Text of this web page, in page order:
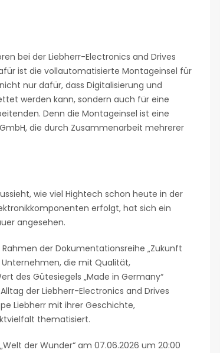
bei der Liebherr-Electronics and Drives
ist die vollautomatisierte Montageinsel für
nur dafür, dass Digitalisierung und
werden kann, sondern auch für eine
Denn die Montageinsel ist eine
die durch Zusammenarbeit mehrerer
wie viel Hightech schon heute in der
erfolgt, hat sich ein
angesehen.
der Dokumentationsreihe „Zukunft
die mit Qualität,
des Gütesiegels „Made in Germany“
der Liebherr-Electronics and Drives
Liebherr mit ihrer Geschichte,
thematisiert.
der Wunder“ am 07.06.2026 um 20:00